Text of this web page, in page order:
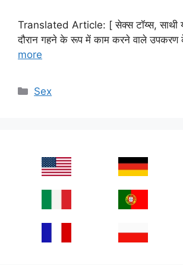
Translated Article: [ सेक्स टॉय्स,
दौरान गहने के रूप में काम करने वाले
more
Categories
Sex